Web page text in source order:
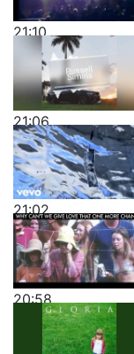
21:10
21:06
21:02
20:58